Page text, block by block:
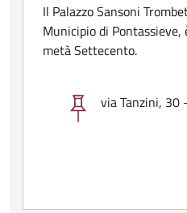
Il Palazzo Sansoni
Municipio di
metà Settecento.
via Tanzini, 30